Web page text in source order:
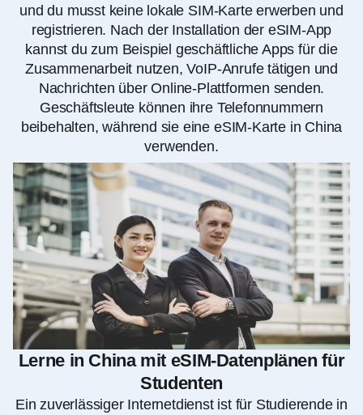
und du musst keine lokale SIM-Karte erwerben und
registrieren. Nach der Installation der eSIM-App
kannst du zum Beispiel geschäftliche Apps für die
Zusammenarbeit nutzen, VoIP-Anrufe tätigen und
Nachrichten über Online-Plattformen senden.
Geschäftsleute können ihre Telefonnummern
beibehalten, während sie eine eSIM-Karte in China
verwenden.
Lerne in China mit eSIM-Datenplänen für
Studenten
Ein zuverlässiger Internetdienst ist für Studierende in